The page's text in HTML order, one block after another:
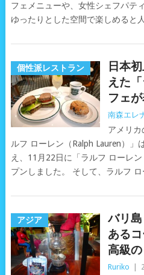
フェメニューや、女性シェフパテ
ゆったりとした空間で楽しめると人
個性派レストラン
日本
えた
フェ
南森エレ
アメリカ
ルフ ローレン（Ralph Lauren）」
え、11月22日に「ラルフ ローレ
プンしました。 そして、ラルフ
アジア
バリ
ある
高級
Ruriko